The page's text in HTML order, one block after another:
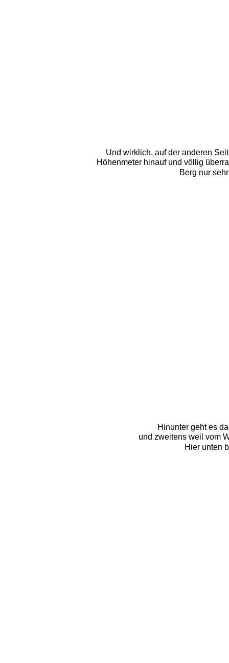
Und wirklich, auf der anderen
Höhenmeter hinauf und völlig
Berg nur
Hinunter geht es
und zweitens weil vom
Hier unten